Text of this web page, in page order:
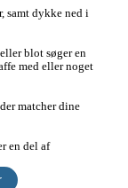
samt dykke ned i
blot søger en
med eller noget
matcher dine
en del af